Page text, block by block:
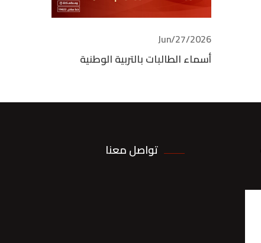
2026/Jun/27
أسماء الطالبات بالتربية الوطنية
تواصل معنا